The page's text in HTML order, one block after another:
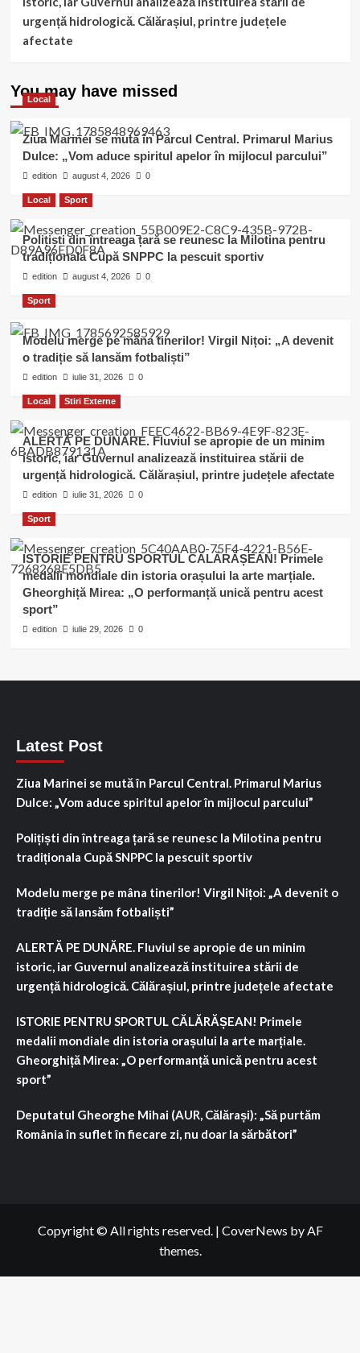
urgență hidrologică. Călărașiul, printre județele
afectate
You may have missed
Local
Ziua Marinei se mută în Parcul Central. Primarul Marius
Dulce: „Vom aduce spiritul apelor în mijlocul parcului”
edition august 4, 2026 0
Local Sport
Polițiști din întreaga țară se reunesc la Milotina pentru
tradiționala Cupă SNPPC la pescuit sportiv
edition august 4, 2026 0
Sport
Modelu merge pe mâna tinerilor! Virgil Nițoi: „A devenit
o tradiție să lansăm fotbaliști”
edition iulie 31, 2026 0
Local Stiri Externe
ALERTĂ PE DUNĂRE. Fluviul se apropie de un minim
istoric, iar Guvernul analizează instituirea stării de
urgență hidrologică. Călărașiul, printre județele afectate
edition iulie 31, 2026 0
Sport
ISTORIE PENTRU SPORTUL CĂLĂRĂȘEAN! Primele
medalii mondiale din istoria orașului la arte marțiale.
Gheorghiță Mirea: „O performanță unică pentru acest
sport”
edition iulie 29, 2026 0
Latest Post
Ziua Marinei se mută în Parcul Central. Primarul Marius
Dulce: „Vom aduce spiritul apelor în mijlocul parcului”
Polițiști din întreaga țară se reunesc la Milotina pentru
tradiționala Cupă SNPPC la pescuit sportiv
Modelu merge pe mâna tinerilor! Virgil Nițoi: „A devenit o
tradiție să lansăm fotbaliști”
ALERTĂ PE DUNĂRE. Fluviul se apropie de un minim
istoric, iar Guvernul analizează instituirea stării de
urgență hidrologică. Călărașiul, printre județele afectate
ISTORIE PENTRU SPORTUL CĂLĂRĂȘEAN! Primele
medalii mondiale din istoria orașului la arte marțiale.
Gheorghiță Mirea: „O performanță unică pentru acest
sport”
Deputatul Gheorghe Mihai (AUR, Călărași): „Să purtăm
România în suflet în fiecare zi, nu doar la sărbători”
Copyright © All rights reserved. | CoverNews by AF
themes.